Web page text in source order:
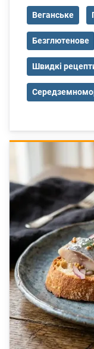
Веганське
Безглютенове
Швидкі